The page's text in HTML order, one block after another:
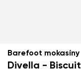
Barefoot mokasíny
Divella - Biscuit